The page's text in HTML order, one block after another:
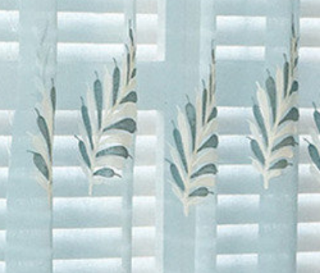
ース
ン>
Vilde レース
レース
>Vilde レース